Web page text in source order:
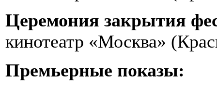
Церемония закрытия
кинотеатр «Москва»
Премьерные показы: